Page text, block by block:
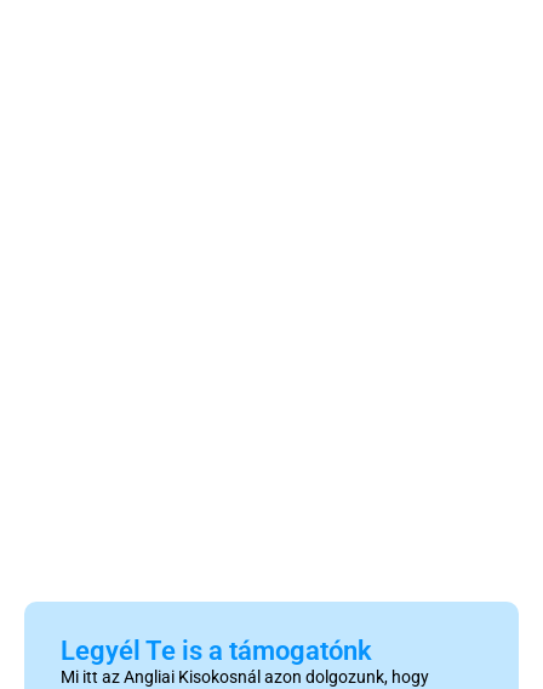
Legyél Te is a támogatónk
Mi itt az Angliai Kisokosnál azon dolgozunk, hogy